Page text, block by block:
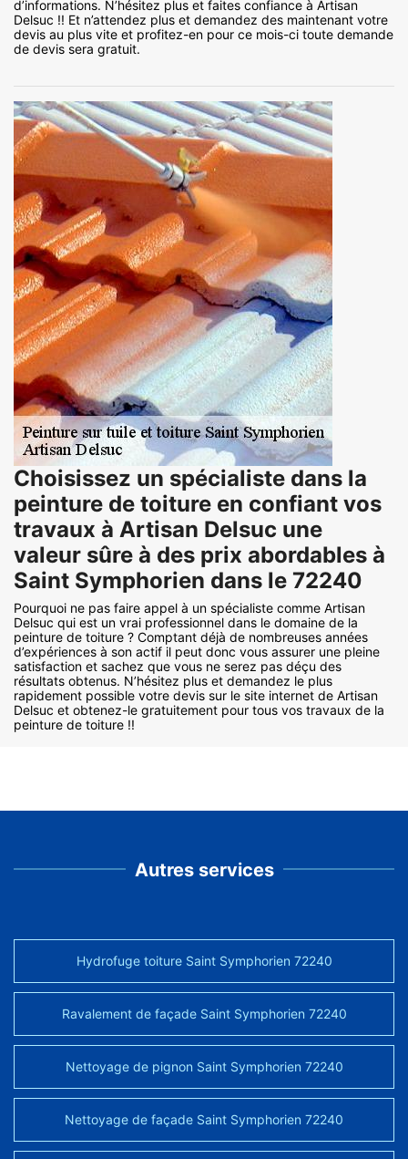
d’informations. N’hésitez plus et faites confiance à Artisan
Delsuc !! Et n’attendez plus et demandez des maintenant votre
devis au plus vite et profitez-en pour ce mois-ci toute demande
de devis sera gratuit.
Choisissez un spécialiste dans la
peinture de toiture en confiant vos
travaux à Artisan Delsuc une
valeur sûre à des prix abordables à
Saint Symphorien dans le 72240
Pourquoi ne pas faire appel à un spécialiste comme Artisan
Delsuc qui est un vrai professionnel dans le domaine de la
peinture de toiture ? Comptant déjà de nombreuses années
d’expériences à son actif il peut donc vous assurer une pleine
satisfaction et sachez que vous ne serez pas déçu des
résultats obtenus. N’hésitez plus et demandez le plus
rapidement possible votre devis sur le site internet de Artisan
Delsuc et obtenez-le gratuitement pour tous vos travaux de la
peinture de toiture !!
Autres services
Hydrofuge toiture Saint Symphorien 72240
Ravalement de façade Saint Symphorien 72240
Nettoyage de pignon Saint Symphorien 72240
Nettoyage de façade Saint Symphorien 72240